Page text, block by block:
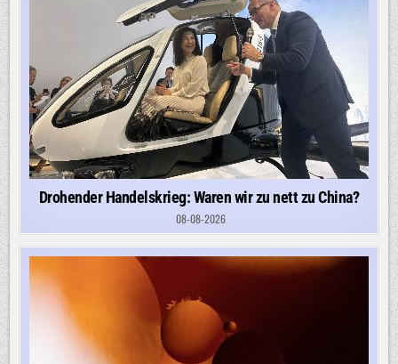
Drohender Handelskrieg: Waren wir zu nett zu China?
08-08-2026